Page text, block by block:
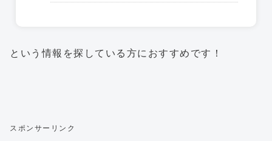
という情報を探している方におすすめです！
スポンサーリンク